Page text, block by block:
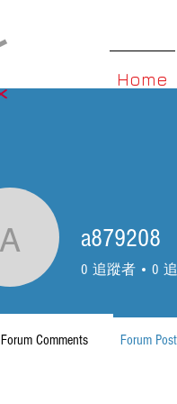
Home
a879208
a879208
0 追蹤者 0
Forum Comments Forum